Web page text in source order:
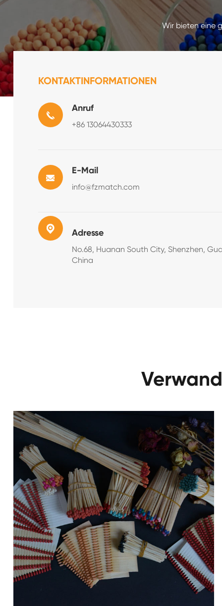
Wir bieten eine
KONTAKTINFORMATIONEN
Anruf
+86 13064430333
E-Mail
info@fzmatch.com
Adresse
No.68, Huanan South City, Shenzhen,
China